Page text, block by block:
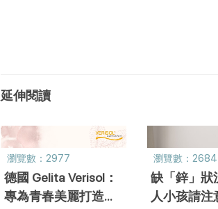
延伸閱讀
瀏覽數：2977
德國 Gelita Verisol：
專為青春美麗打造的
瀏覽數：2684
缺「鋅」狀
人小孩請注